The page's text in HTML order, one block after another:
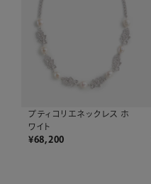
プティコリエネックレス ホ
ワイト
¥68,200